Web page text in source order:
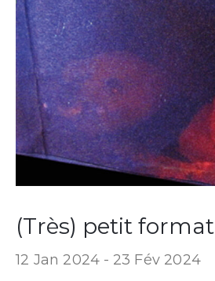
(Très) petit format
12 Jan 2024 - 23 Fév 2024